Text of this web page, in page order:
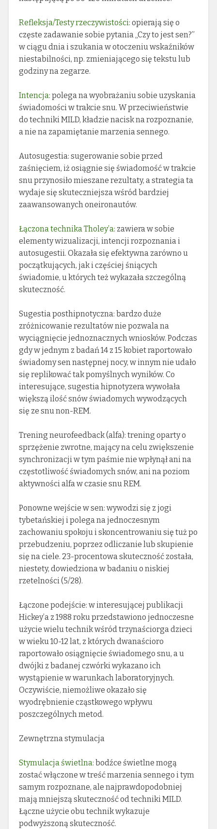
Refleksja/Testy rzeczywistości: opierają się o
częste zadawanie sobie pytania „Czy to jest sen?”
w ciągu dnia i szukania w otoczeniu wskaźników
niestabilności, np. zmieniającego się tekstu lub
godziny na zegarze.
Intencja: polega na wyobrażaniu sobie uzyskania
świadomości w trakcie snu. W przeciwieństwie
do techniki MILD, kładzie nacisk na rozpoznanie,
a nie na zapamiętanie marzenia sennego.
Autosugestia: sugerowanie sobie przed
zaśnięciem, iż osiągnie się świadomość w trakcie
snu przynosiło mieszane rezultaty, a strategia ta
wydaje się skuteczniejsza wśród bardziej
zaawansowanych oneironautów.
Łączona technika Tholey’a: zawiera w sobie
elementy wizualizacji, intencji rozpoznania i
autosugestii. Okazała się efektywna zarówno u
początkujących, jak i częściej śniących
świadomie, u których też wykazała szczególną
skuteczność.
Sugestia posthipnotyczna: bardzo duże
zróżnicowanie rezultatów nie pozwala na
wyciągnięcie jednoznacznych wniosków. Podczas
gdy w jednym z badań 14 z 15 kobiet raportowało
świadomy sen następnej nocy, w innym nie udało
się replikować tak pomyślnych wyników. Co
interesujące, sugestia hipnotyzera wywołała
większą ilość snów świadomych wywodzących
się ze snu non-REM.
Trening neurofeedback (alfa): trening oparty o
sprzężenie zwrotne, mający na celu zwiększenie
synchronizacji w tym paśmie nie wpłynął ani na
częstotliwość świadomych snów, ani na poziom
aktywności alfa w czasie snu REM.
Ponowne wejście w sen: wywodzi się z jogi
tybetańskiej i polega na jednoczesnym
zachowaniu spokoju i skoncentrowaniu się tuż po
przebudzeniu, poprzez odliczanie lub skupienie
się na ciele. 23-procentowa skuteczność została,
niestety, dowiedziona w badaniu o niskiej
rzetelności (5/28).
Łączone podejście: w interesującej publikacji
Hickey’a z 1988 roku przedstawiono jednoczesne
użycie wielu technik wśród trzynaściorga dzieci
w wieku 10-12 lat, z których dwanaścioro
raportowało osiągnięcie świadomego snu, a u
dwójki z badanej czwórki wykazano ich
wystąpienie w warunkach laboratoryjnych.
Oczywiście, niemożliwe okazało się
wyodrębnienie cząstkowego wpływu
poszczególnych metod.
Zewnętrzna stymulacja
Stymulacja świetlna: bodźce świetlne mogą
zostać włączone w treść marzenia sennego i tym
samym rozpoznane, ale najprawdopodobniej
mają mniejszą skuteczność od techniki MILD.
Łączne użycie obu technik wykazuje
podwyższoną skuteczność.